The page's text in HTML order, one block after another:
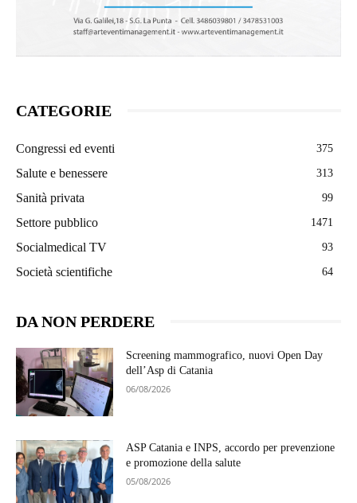
CATEGORIE
Congressi ed eventi 375
Salute e benessere 313
Sanità privata 99
Settore pubblico 1471
Socialmedical TV 93
Società scientifiche 64
DA NON PERDERE
Screening mammografico, nuovi Open Day
dell’Asp di Catania
06/08/2026
ASP Catania e INPS, accordo per prevenzione
e promozione della salute
05/08/2026